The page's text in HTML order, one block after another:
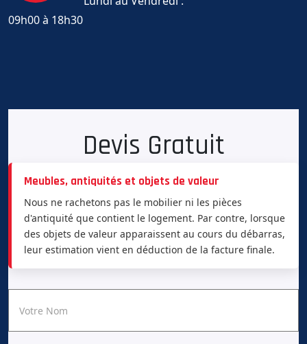
09h00 à 18h30
Devis Gratuit
Meubles, antiquités et objets de valeur
Nous ne rachetons pas le mobilier ni les pièces
d'antiquité que contient le logement. Par contre, lorsque
des objets de valeur apparaissent au cours du débarras,
leur estimation vient en déduction de la facture finale.